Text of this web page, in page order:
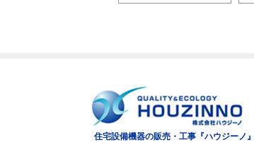
住宅設備機器の販売・工事『ハウジーノ』